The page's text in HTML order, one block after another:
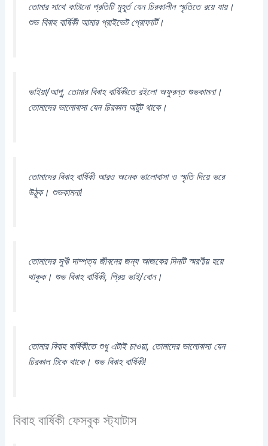
তোমার সাথে কাটানো প্রতিটি মুহূর্ত যেন চিরকালীন স্মৃতিতে রয়ে যায়।
শুভ বিবাহ বার্ষিকী আমার প্রাইভেট প্রোফার্টি।
ভাইয়া/আপু, তোমার বিবাহ বার্ষিকীতে রইলো অফুরন্ত শুভকামনা।
তোমাদের ভালোবাসা যেন চিরকাল অটুট থাকে।
তোমাদের বিবাহ বার্ষিকী আরও অনেক ভালোবাসা ও স্মৃতি দিয়ে ভরে
উঠুক। শুভকামনা!
তোমাদের সুখী দাম্পত্য জীবনের জন্য আজকের দিনটি স্মরণীয় হয়ে
থাকুক। শুভ বিবাহ বার্ষিকী, প্রিয় ভাই/বোন।
তোমার বিবাহ বার্ষিকীতে শুধু এটাই চাওয়া, তোমাদের ভালোবাসা যেন
চিরকাল টিকে থাকে। শুভ বিবাহ বার্ষিকী!
বিবাহ বার্ষিকী ফেসবুক স্ট্যাটাস